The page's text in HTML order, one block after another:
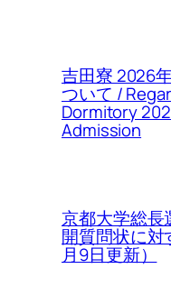
吉田寮 2026
ついて /
Dormitory
Admission
京都大学総長
開質問状に
月9日更新）